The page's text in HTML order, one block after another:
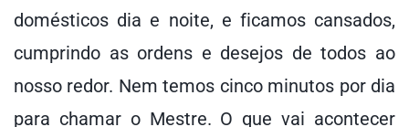
domésticos dia e noite, e ficamos cansados,
cumprindo as ordens e desejos de todos ao
nosso redor. Nem temos cinco minutos por dia
para chamar o Mestre. O que vai acontecer